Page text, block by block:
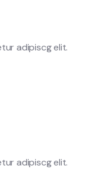
adipiscg elit.
adipiscg elit.